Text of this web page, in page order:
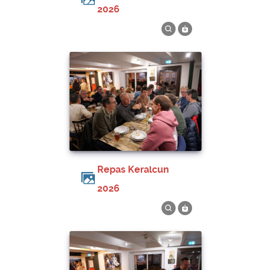
2026
Repas Keralcun
2026